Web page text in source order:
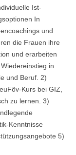
Ist-
In
und
die Frauen ihre
und erarbeiten
in
und Beruf. 2)
Kurs bei GIZ,
zu lernen. 3)
Kenntnisse
5)